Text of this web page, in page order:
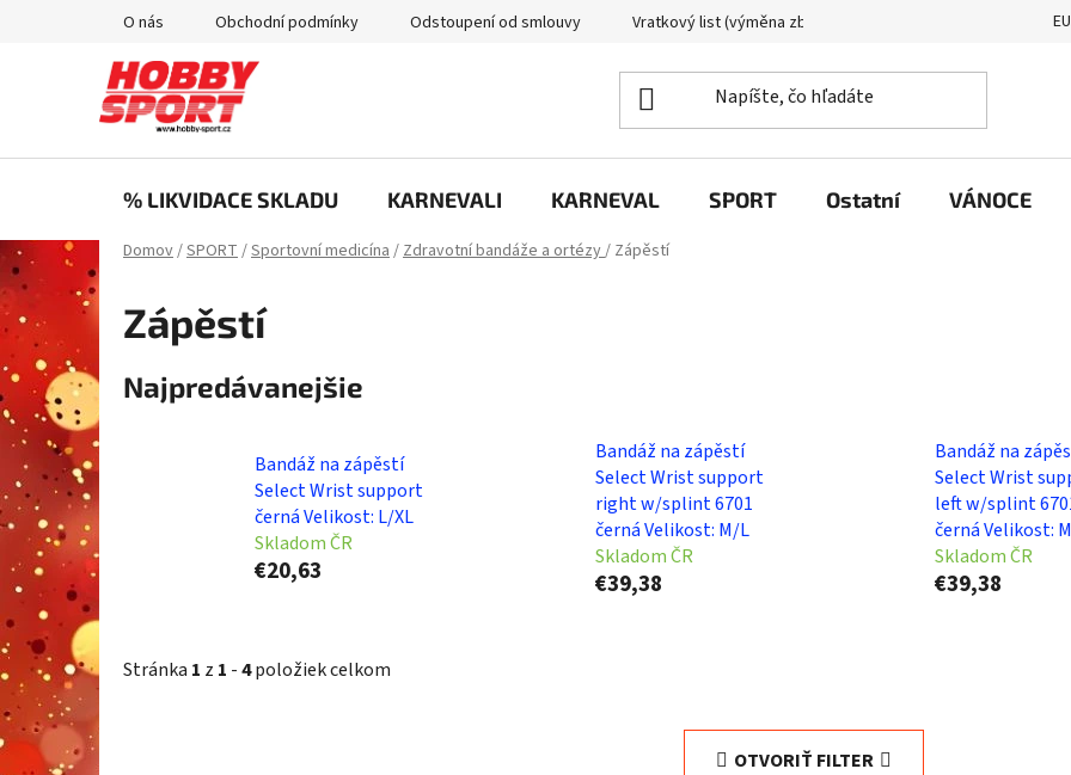
O nás Obchodní podmínky Odstoupení od smlouvy Vratkový list (výměna zboží)
% LIKVIDACE SKLADU KARNEVALI KARNEVAL SPORT Ostatní VÁNOCE
Domov/SPORT/Sportovní medicína/Zdravotní bandáže a ortézy/ Zápěstí
Zápěstí
Najpredávanejšie
Bandáž na zápěstí
Select Wrist support
černá Velikost: L/XL
Skladom ČR
€20,63
Bandáž na zápěstí
Select Wrist support
right w/splint 6701
černá Velikost: M/L
Skladom ČR
€39,38
Bandáž na
Select Wrist
left w/splint
černá Velikost:
Skladom ČR
€39,38
Stránka 1 z 1 -4položiek celkom
OTVORIŤ FILTER